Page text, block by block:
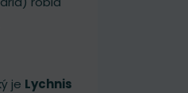
je Lychnis